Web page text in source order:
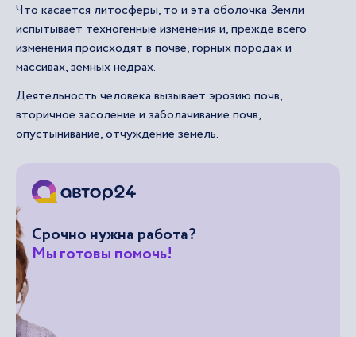
Что касается литосферы, то и эта оболочка Земли
испытывает техногенные изменения и, прежде всего
изменения происходят в почве, горных породах и
массивах, земных недрах.
Деятельность человека вызывает эрозию почв,
вторичное засоление и заболачивание почв,
опустынивание, отчуждение земель.
Срочно нужна работа?
Мы готовы помочь!